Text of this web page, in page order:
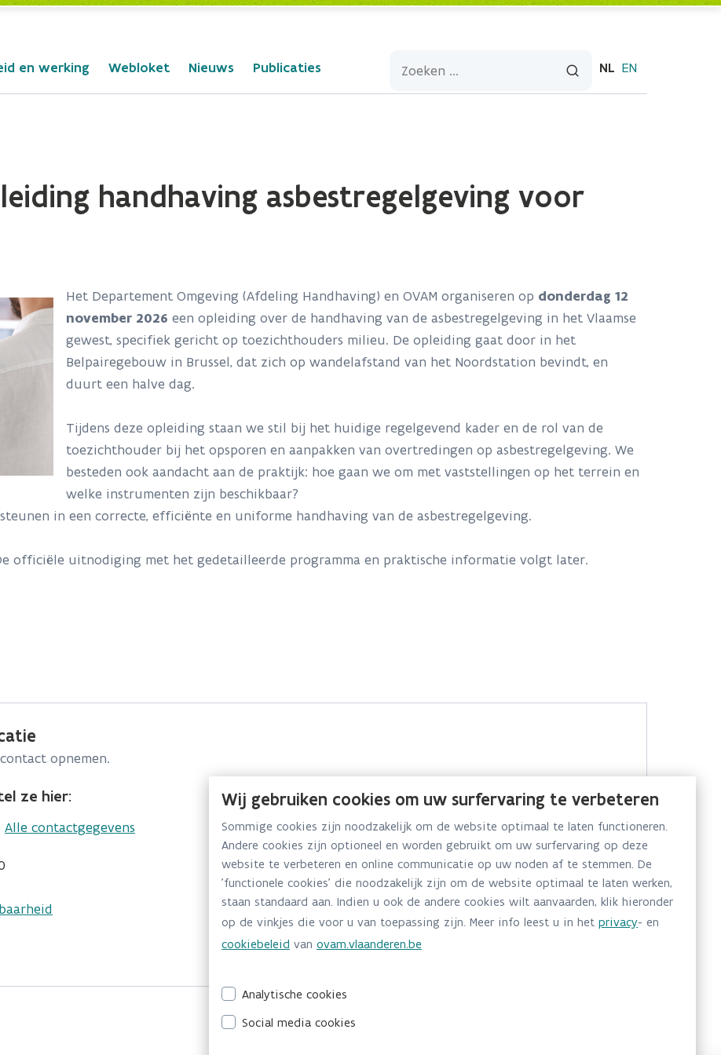
en werking Webloket Nieuws Publicaties NL EN
handhaving asbestregelgeving voor
Het Departement Omgeving (Afdeling Handhaving) en OVAM organiseren op donderdag 12
november 2026 een opleiding over de handhaving van de asbestregelgeving in het Vlaamse
gewest, specifiek gericht op toezichthouders milieu. De opleiding gaat door in het
Belpairegebouw in Brussel, dat zich op wandelafstand van het Noordstation bevindt, en
duurt een halve dag.
Tijdens deze opleiding staan we stil bij het huidige regelgevend kader en de rol van de
toezichthouder bij het opsporen en aanpakken van overtredingen op asbestregelgeving. We
besteden ook aandacht aan de praktijk: hoe gaan we om met vaststellingen op het terrein en
welke instrumenten zijn beschikbaar?
in een correcte, efficiënte en uniforme handhaving van de asbestregelgeving.
officiële uitnodiging met het gedetailleerde programma en praktische informatie volgt later.
opnemen.
ze hier:
Alle contactgegevens
Wij gebruiken cookies om uw surfervaring te verbeteren
Sommige cookies zijn noodzakelijk om de website optimaal te laten functioneren.
Andere cookies zijn optioneel en worden gebruikt om uw surfervaring op deze
website te verbeteren en online communicatie op uw noden af te stemmen. De
'functionele cookies' die noodzakelijk zijn om de website optimaal te laten werken,
staan standaard aan. Indien u ook de andere cookies wilt aanvaarden, klik hieronder
op de vinkjes die voor u van toepassing zijn. Meer info leest u in het privacy- en
cookiebeleid van ovam.vlaanderen.be
Analytische cookies
Social media cookies